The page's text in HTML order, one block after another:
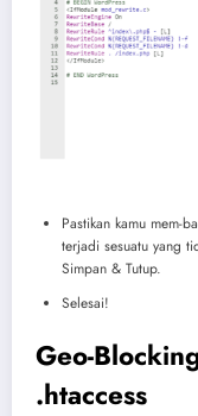
Pastikan kamu mem-
terjadi sesuatu yang
Simpan & Tutup.
Selesai!
Geo-
.htaccess